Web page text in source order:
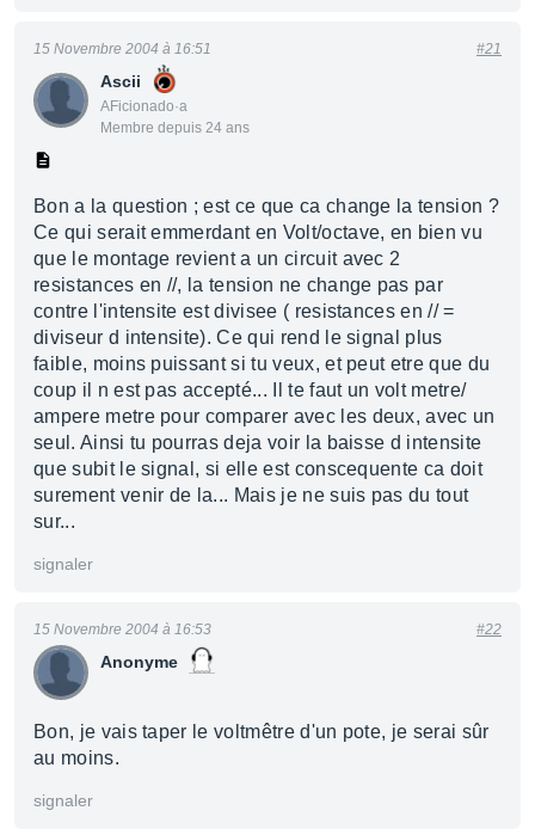
Ascii
AFicionado·a
Membre depuis 24 ans
15 Novembre 2004 à 16:51 #21
Bon a la question ; est ce que ca change la tension ?
Ce qui serait emmerdant en Volt/octave, en bien vu
que le montage revient a un circuit avec 2
resistances en //, la tension ne change pas par
contre l'intensite est divisee ( resistances en // =
diviseur d intensite). Ce qui rend le signal plus
faible, moins puissant si tu veux, et peut etre que du
coup il n est pas accepté... Il te faut un volt metre/
ampere metre pour comparer avec les deux, avec un
seul. Ainsi tu pourras deja voir la baisse d intensite
que subit le signal, si elle est conscequente ca doit
surement venir de la... Mais je ne suis pas du tout
sur...
signaler
Anonyme
15 Novembre 2004 à 16:53 #22
Bon, je vais taper le voltmêtre d'un pote, je serai sûr
au moins.
signaler